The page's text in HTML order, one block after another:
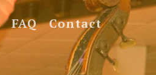
FAQ Contact